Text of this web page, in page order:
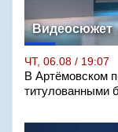
Видеосюжет
ЧТ, 06.08 / 19:07
В Артёмовском
титулованными